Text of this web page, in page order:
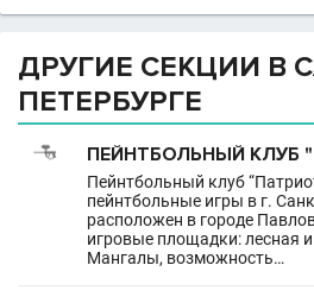
ДРУГИЕ СЕКЦИИ В
ПЕТЕРБУРГЕ
ПЕЙНТБОЛЬНЫЙ КЛУБ
Пейнтбольный клуб
пейнтбольные игры в г.
расположен в городе
игровые площадки: лесная
Мангалы, возможность…